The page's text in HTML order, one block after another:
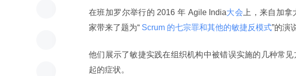
在班加罗尔举行的 2016 年 Agile India大会 上，来自加拿
家带来了题为“ Scrum 的七宗罪和其他的敏捷反模式”的演
他们展示了敏捷实践在组织机构中被错误实施的几种常见
起的症状。